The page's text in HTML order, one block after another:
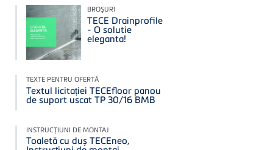
BROŞURI
TECE Drainprofile
- O solutie
eleganta!
TEXTE PENTRU OFERTĂ
Textul licitației TECEfloor panou
de suport uscat TP 30/16 BMB
INSTRUCŢIUNI DE MONTAJ
Toaletă cu duș TECEneo,